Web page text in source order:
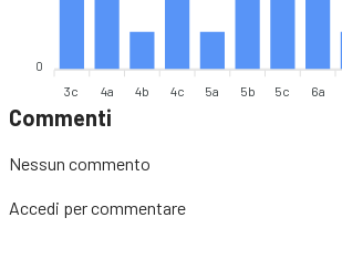
0
3c 4a 4b 4c 5a 5b 5c 6a
Commenti
Nessun commento
Accedi per commentare